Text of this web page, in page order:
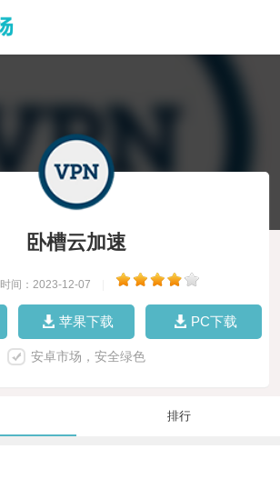
卧槽云加速
时间：2023-12-07
苹果下载 PC下载
安卓市场，安全绿色
排行